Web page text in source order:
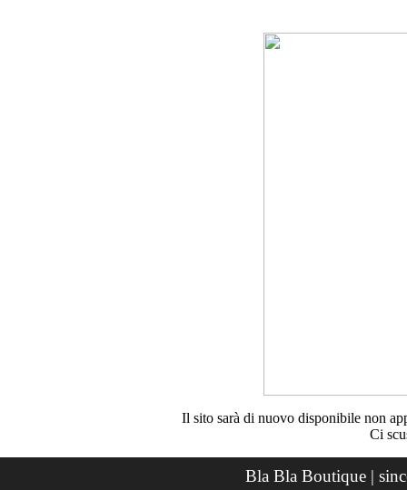
Il sito sarà di nuovo disponibile non
Ci
Bla Bla Boutique |